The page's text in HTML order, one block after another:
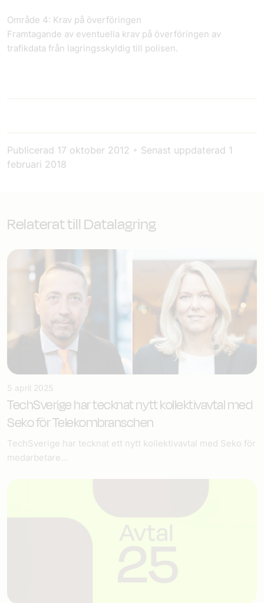
Område 4: Krav på överföringen
Framtagande av eventuella krav på överföringen av
trafikdata från lagringsskyldig till polisen.
Publicerad 17 oktober 2012 • Senast uppdaterad 1
februari 2018
Relaterat till Datalagring
5 april 2025
TechSverige har tecknat nytt kollektivavtal med
Seko för Telekombranschen
TechSverige har tecknat ett nytt kollektivavtal med Seko för
medarbetare...